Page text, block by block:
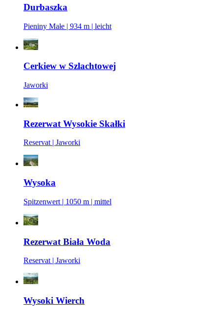
Durbaszka
Pieniny Małe | 934 m | leicht
Cerkiew w Szlachtowej
Jaworki
Rezerwat Wysokie Skałki
Reservat | Jaworki
Wysoka
Spitzenwert | 1050 m | mittel
Rezerwat Biała Woda
Reservat | Jaworki
Wysoki Wierch